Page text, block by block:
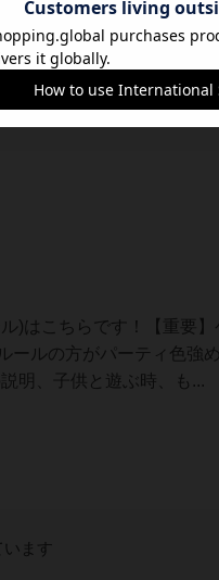
ます
)はこちらです！【重要
ルの方がパーティ色強
明、子供と遊ぶ時、も...
ます